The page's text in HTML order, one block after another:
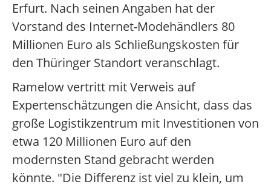
Erfurt. Nach seinen Angaben hat der
Vorstand des Internet-Modehändlers 80
Millionen Euro als Schließungskosten für
den Thüringer Standort veranschlagt.
Ramelow vertritt mit Verweis auf
Expertenschätzungen die Ansicht, dass das
große Logistikzentrum mit Investitionen von
etwa 120 Millionen Euro auf den
modernsten Stand gebracht werden
könnte. "Die Differenz ist viel zu klein, um